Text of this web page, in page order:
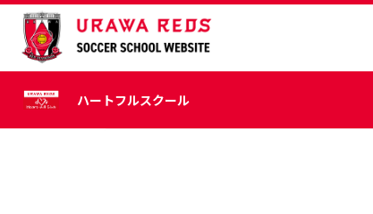
ハートフルスクール